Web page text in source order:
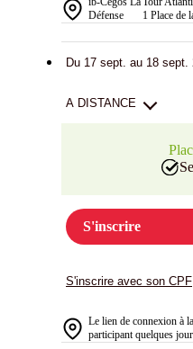
Défense
1 Place de
Du 17 sept. au 18 sept.
A DISTANCE
S'inscrire
S'inscrire avec son CPF
Le lien de connexion à
participant quelques